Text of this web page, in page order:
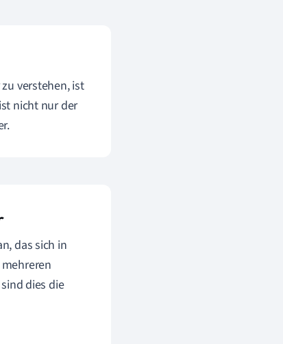
verstehen, ist
nicht nur der
das sich in
dies die